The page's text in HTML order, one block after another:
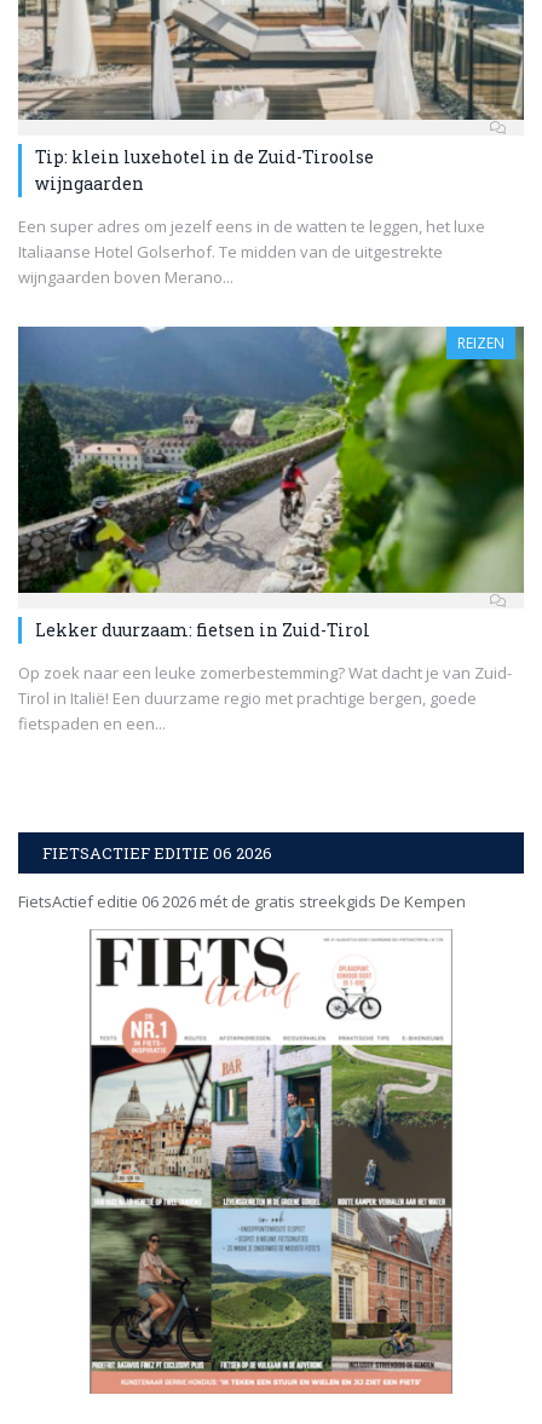
Tip: klein luxehotel in de Zuid-Tiroolse
wijngaarden
Een super adres om jezelf eens in de watten te leggen, het luxe
Italiaanse Hotel Golserhof. Te midden van de uitgestrekte
wijngaarden boven Merano...
REIZEN
Lekker duurzaam: fietsen in Zuid-Tirol
Op zoek naar een leuke zomerbestemming? Wat dacht je van Zuid-
Tirol in Italië! Een duurzame regio met prachtige bergen, goede
fietspaden en een...
FIETSACTIEF EDITIE 06 2026
FietsActief editie 06 2026 mét de gratis streekgids De Kempen